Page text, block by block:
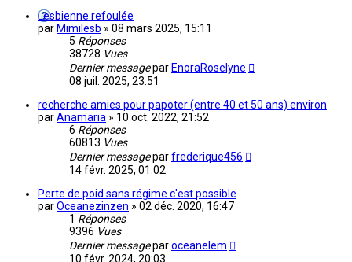
Lesbienne refoulée
par Mimilesb » 08 mars 2025, 15:11
5 Réponses
38728 Vues
Dernier messagepar EnoraRoselyne
08 juil. 2025, 23:51
recherche amies pour papoter (entre 40 et 50 ans) environ
parAnamaria » 10 oct. 2022, 21:52
6 Réponses
60813 Vues
Dernier messageparfrederique456
14 févr. 2025, 01:02
Perte de poid sans régime c'est possible
parOceanezinzen » 02 déc. 2020, 16:47
1 Réponses
9396 Vues
Dernier messageparoceanelem
10 févr. 2024, 20:03